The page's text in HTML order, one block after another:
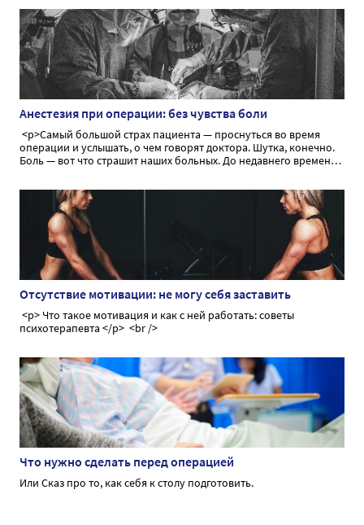
Анестезия при операции: без чувства боли
<p>Самый большой страх пациента — проснуться во время
операции и услышать, о чем говорят доктора. Шутка, конечно.
Боль — вот что страшит наших больных. До недавнего времени
провести оперативное вмешательство в необходимом объеме.
Сегодня мы поговорим об анестезии как способе временного,
обратимого лишения чувства боли во время операции</p>
Отсутствие мотивации: не могу себя заставить
<p> Что такое мотивация и как с ней работать: советы
психотерапевта </p> <br />
Что нужно сделать перед операцией
Или Сказ про то, как себя к столу подготовить.